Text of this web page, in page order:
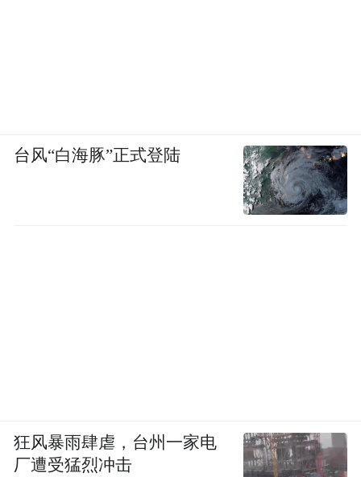
台风“白海豚”正式登陆
狂风暴雨肆虐，台州一家电
厂遭受猛烈冲击